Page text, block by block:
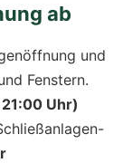
ab
und
Fenstern.
Uhr)